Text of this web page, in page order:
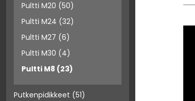
Pultti M20 (50)
Pultti M24 (32)
Pultti M27 (6)
Pultti M30 (4)
Pultti M8 (23)
Putkenpidikkeet (51)